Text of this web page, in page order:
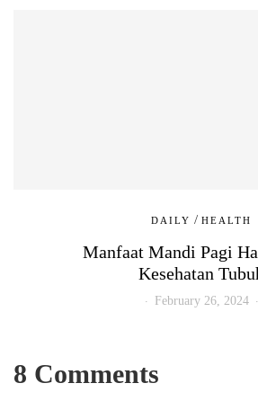
DAILY / HEALTH
Manfaat Mandi Pagi
Kesehatan
February 26, 2024
8 Comments